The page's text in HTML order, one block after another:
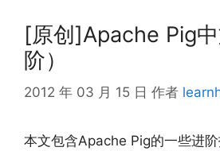
[原创]Apache Pig
阶）
2012 年 03 月 15 日 作者
本文包含Apache Pig的一些进阶